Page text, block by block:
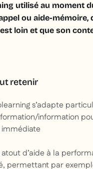
utilisé au moment
ou aide-mémoire,
loin et que son
retenir
s’adapte
information
d’aide à la
permettant par